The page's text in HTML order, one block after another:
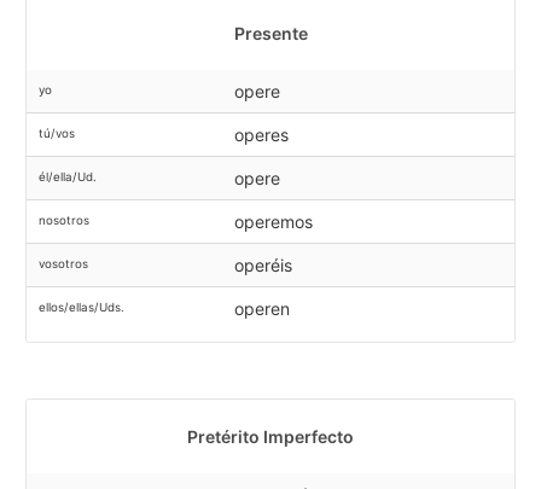
Presente
yo opere
tú/vos operes
él/ella/Ud. opere
nosotros operemos
vosotros operéis
ellos/ellas/Uds. operen
Pretérito Imperfecto